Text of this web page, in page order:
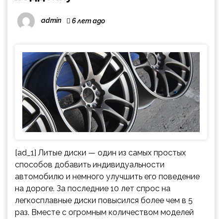
admin 6 лет ago
[ad_1] Литые диски — один из самых простых
способов добавить индивидуальности
автомобилю и немного улучшить его поведение
на дороге. За последние 10 лет спрос на
легкосплавные диски повысился более чем в 5
раз. Вместе с огромным количеством моделей